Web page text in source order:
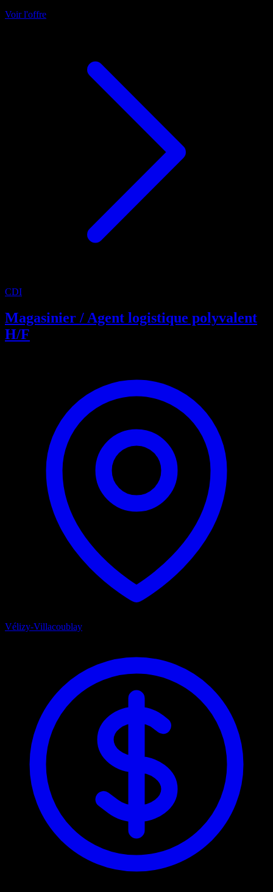
Voir l'offre
CDI
Magasinier / Agent logistique polyvalent
H/F
Vélizy-Villacoublay